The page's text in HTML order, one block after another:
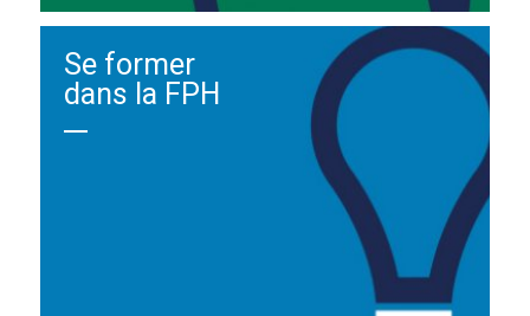
Se former
dans la FPH